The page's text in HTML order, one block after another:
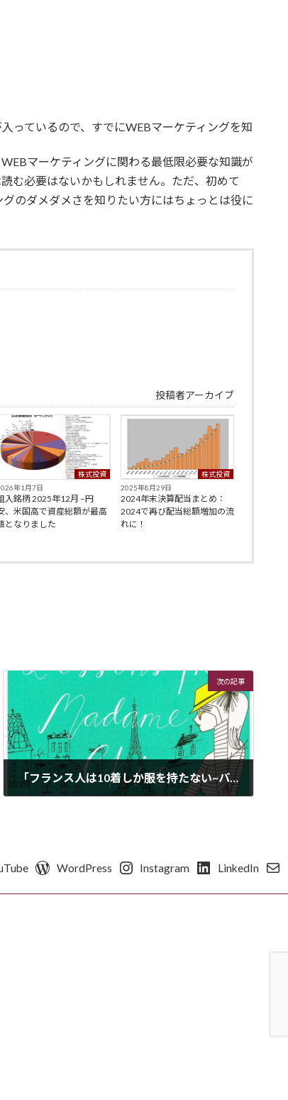
っているので、すでにWEBマーケティングを知
マーケティングに関わる最低限必要な知識が
む必要はないかもしれません。ただ、初めて
のダメダメさを知りたい方にはちょっとは役に
投稿者アーカイブ
株式投資
年1月7日
入銘柄 2025年12月 –円
、米国高で資産総額が最高
となりました
株式投資
2025年8月29日
2024年末決算配当まとめ：
2024で再び配当総額増加の流
れに！
次の記事
「フランス人は10着しか服を持たない~パリで学んだ“暮らしの質”を高める秘訣~」 読了 –価値と価格の文化観がフランスとアメリカで対比されていて面白い！
WordPress Instagram LinkedIn